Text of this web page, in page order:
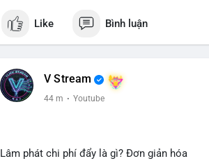
Like Bình luận
V Stream
44 m · Youtube
Lâm phát chi phí đẩy là gì? Đơn giản hóa